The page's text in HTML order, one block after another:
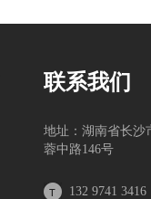
联系我们
地址：湖南省长沙
蓉中路146号
132 9741 3416